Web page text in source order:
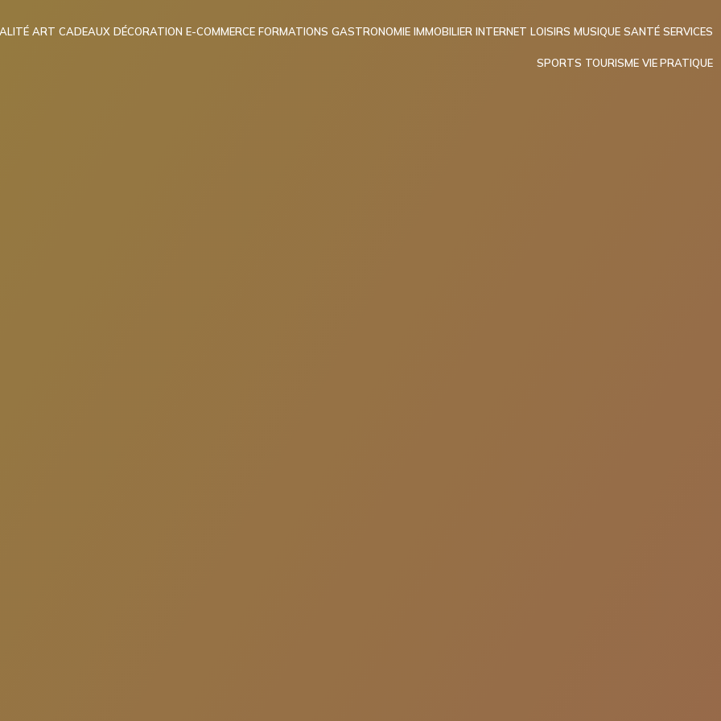
ART CADEAUX DÉCORATION E-COMMERCE FORMATIONS GASTRONOMIE IMMOBILIER INTERNET LOISIRS MUSIQUE SANTÉ SERVICES
SPORTS TOURISME VIE PRATIQUE